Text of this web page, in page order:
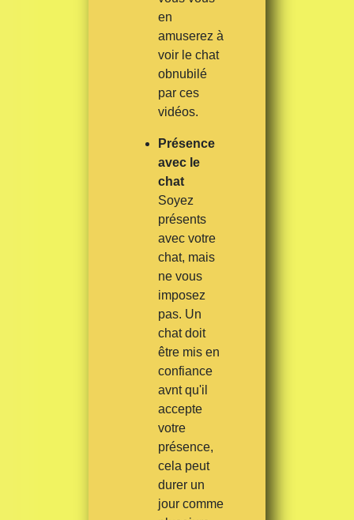
en
amuserez à
voir le chat
obnubilé
par ces
vidéos.
Présence
avec le
chat
Soyez
présents
avec votre
chat, mais
ne vous
imposez
pas. Un
chat doit
être mis en
confiance
avnt qu'il
accepte
votre
présence,
cela peut
durer un
jour comme